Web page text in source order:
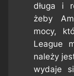
długa i
żeby
mocy,
League
należy
wydaje